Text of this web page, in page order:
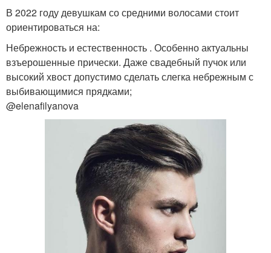
Стрижки на средние
прямые
Стрижки на жидкие
волосы
В 2022 году девушкам со средними волосами стоит
ориентироваться на:
Небрежность и естественность . Особенно актуальны
взъерошенные прически. Даже свадебный пучок или
высокий хвост допустимо сделать слегка небрежным с
выбивающимися прядками;
@elenafilyanova